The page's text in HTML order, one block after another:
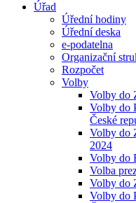
Úřad
Úřední hodiny
Úřední deska
e-podatelna
Organizační
Rozpočet
Volby
Volby do
Volby do
České
Volby do
2024
Volby do
Volba
Volby do
Volby do